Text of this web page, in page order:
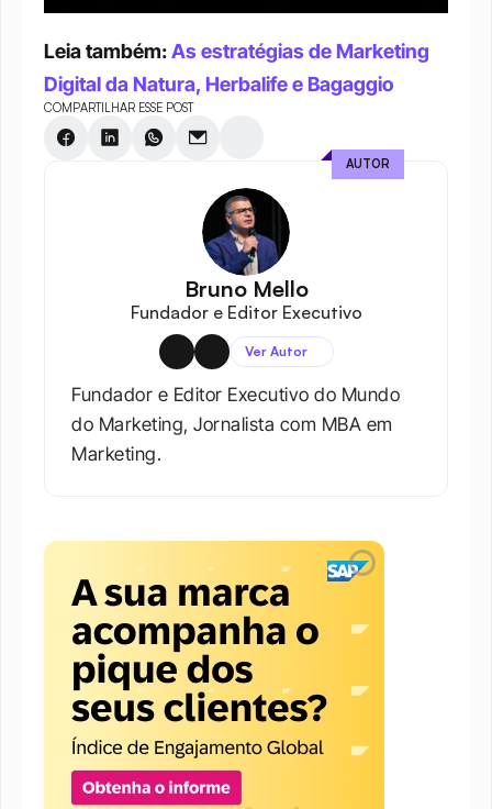
Leia também: As estratégias de Marketing
Digital da Natura, Herbalife e Bagaggio
COMPARTILHAR ESSE POST
Bruno Mello
Fundador e Editor Executivo
Ver Autor
Fundador e Editor Executivo do Mundo
do Marketing, Jornalista com MBA em
Marketing.
AUTOR